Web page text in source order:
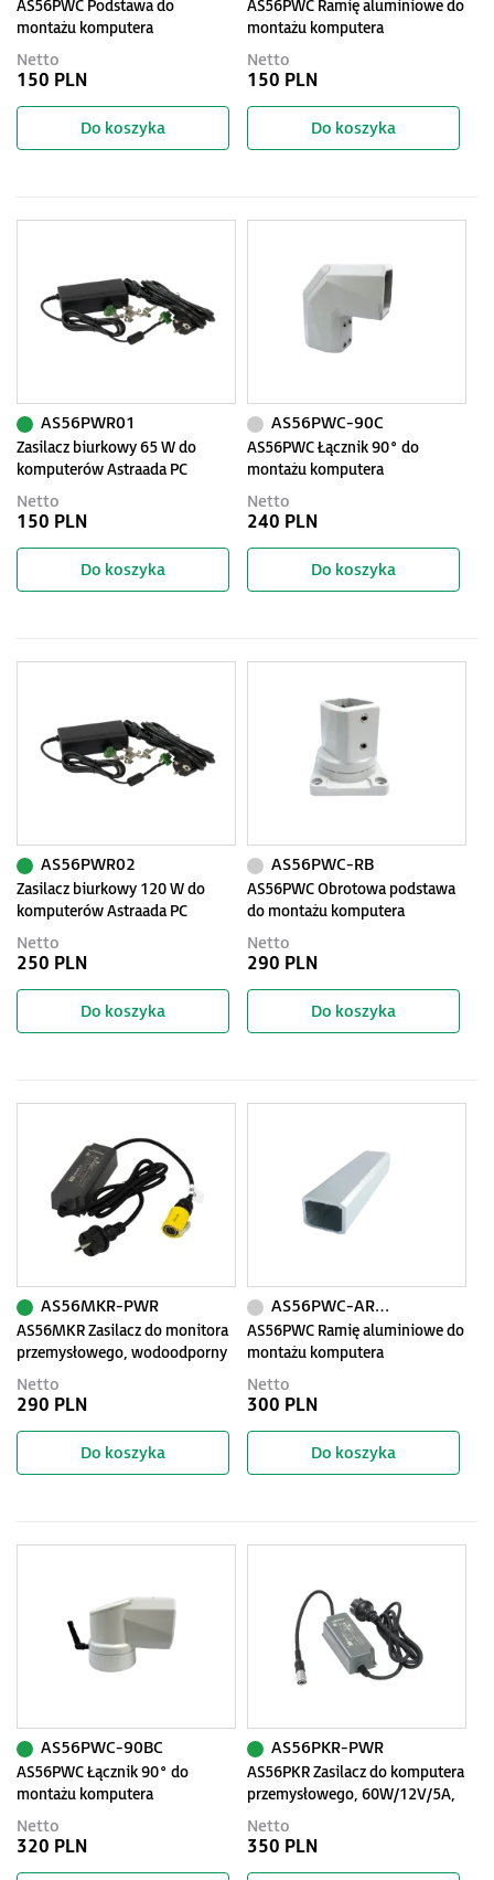
AS56PWC Podstawa do
montażu komputera
przemysłowego
Netto
150 PLN
Do koszyka
AS56PWC Ramię aluminiowe do
montażu komputera
przemysłowego 500mm
Netto
150 PLN
Do koszyka
Zasilacz biurkowy 65 W do
komputerów Astraada PC
AS56PWR01
Netto
150 PLN
Do koszyka
AS56PWC Łącznik 90° do
montażu komputera
przemysłowego
AS56PWC-90C
Netto
240 PLN
Do koszyka
Zasilacz biurkowy 120 W do
komputerów Astraada PC
AS56PWR02
Netto
250 PLN
Do koszyka
AS56PWC Obrotowa podstawa
do montażu komputera
przemysłowego
AS56PWC-RB
Netto
290 PLN
Do koszyka
AS56MKR Zasilacz do monitora
przemysłowego, wodoodporny
AS56MKR-PWR
Netto
290 PLN
Do koszyka
AS56PWC Ramię aluminiowe do
montażu komputera
przemysłowego 1000mm
AS56PWC-ARM1000
Netto
300 PLN
Do koszyka
AS56PWC Łącznik 90° do
montażu komputera
przemysłowego
AS56PWC-90BC
Netto
320 PLN
AS56PKR Zasilacz do komputera
przemysłowego, 60W/12V/5A,
3 piny, wodoodporny, IP67
AS56PKR-PWR
Netto
350 PLN